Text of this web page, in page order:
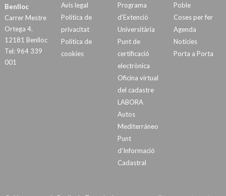
Benlloc
Carrer Mestre
Ortega 4.
12181 Benlloc
Tel: 964 339
001
Avís legal
Política de
privacitat
Política de
cookies
Programa
d’Extenció
Universitària
Punt de
certificació
electrònica
Oficina virtual
del cadastre
LABORA
Autos
Mediterráneo
Punt
d’Informació
Cadastral
Poble
Coses per fer
Agenda
Notícies
Porta a Porta